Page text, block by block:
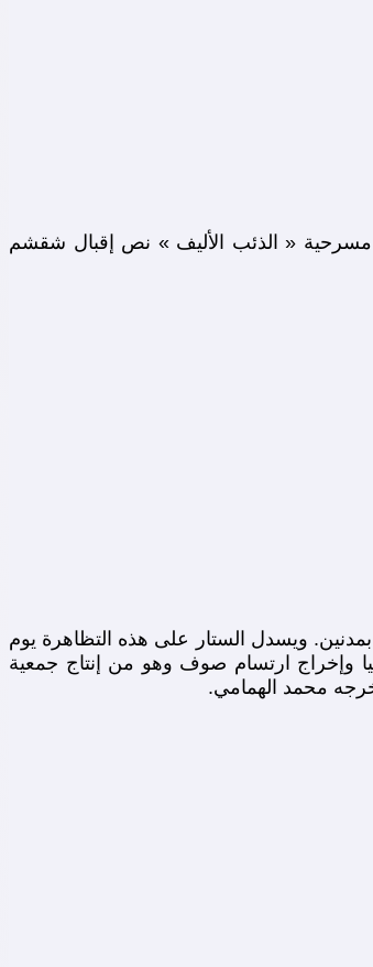
« الذئب الأليف » نص إقبال شقشم
ويسدل الستار على هذه التظاهرة يوم
في ورشة « خيال الظل » (س15) وتقديم عرضين مسرحيين الأول بعنوان سندريلا (س11) دراماتورجيا وإخراج ارتسام صوف وهو من إنتاج جمعية
محمد الهمامي.